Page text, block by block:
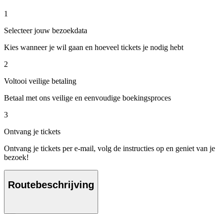
1
Selecteer jouw bezoekdata
Kies wanneer je wil gaan en hoeveel tickets je nodig hebt
2
Voltooi veilige betaling
Betaal met ons veilige en eenvoudige boekingsproces
3
Ontvang je tickets
Ontvang je tickets per e-mail, volg de instructies op en geniet van je
bezoek!
Routebeschrijving